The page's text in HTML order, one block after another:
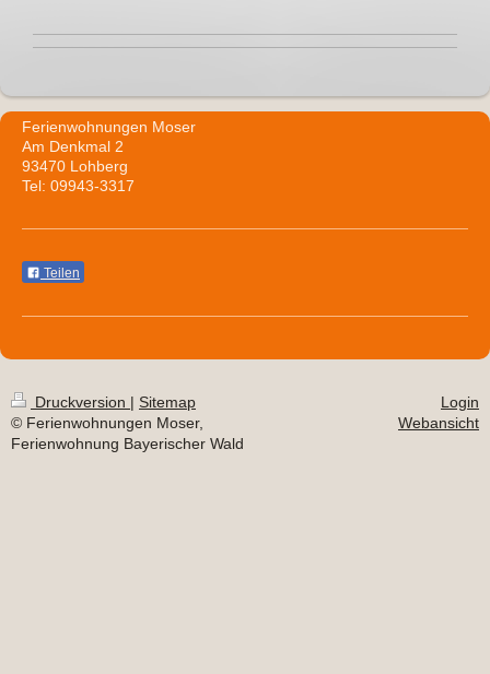
Ferienwohnungen Moser
Am Denkmal 2
93470 Lohberg
Tel: 09943-3317
Teilen
Druckversion | Sitemap
© Ferienwohnungen Moser,
Ferienwohnung Bayerischer Wald
Login
Webansicht